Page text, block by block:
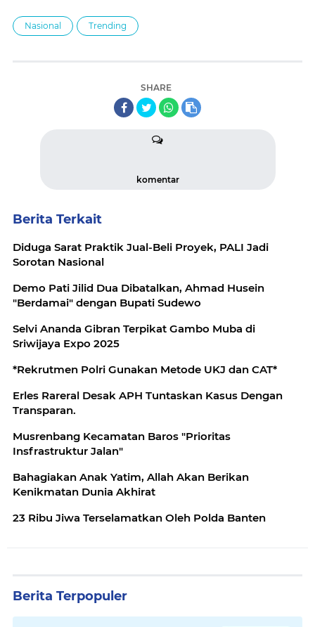
Nasional Trending
SHARE
komentar
Berita Terkait
Diduga Sarat Praktik Jual-Beli Proyek, PALI Jadi
Sorotan Nasional
Demo Pati Jilid Dua Dibatalkan, Ahmad Husein
"Berdamai" dengan Bupati Sudewo
Selvi Ananda Gibran Terpikat Gambo Muba di
Sriwijaya Expo 2025
*Rekrutmen Polri Gunakan Metode UKJ dan CAT*
Erles Rareral Desak APH Tuntaskan Kasus Dengan
Transparan.
Musrenbang Kecamatan Baros "Prioritas
Insfrastruktur Jalan"
Bahagiakan Anak Yatim, Allah Akan Berikan
Kenikmatan Dunia Akhirat
23 Ribu Jiwa Terselamatkan Oleh Polda Banten
Berita Terpopuler